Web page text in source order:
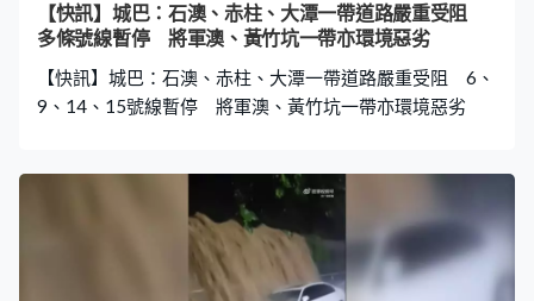
【快訊】城巴：石澳、赤柱、大潭一帶道路嚴重受阻
多條號線暫停 將軍澳、黃竹坑一帶亦環境惡劣
【快訊】城巴：石澳、赤柱、大潭一帶道路嚴重受阻 6、
9、14、15號線暫停 將軍澳、黃竹坑一帶亦環境惡劣